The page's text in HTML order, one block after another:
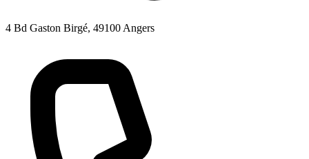
4 Bd Gaston Birgé, 49100 Angers